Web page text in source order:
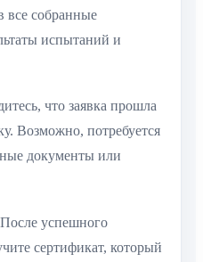
все собранные
испытаний и
что заявка прошла
Возможно, потребуется
документы или
успешного
сертификат, который